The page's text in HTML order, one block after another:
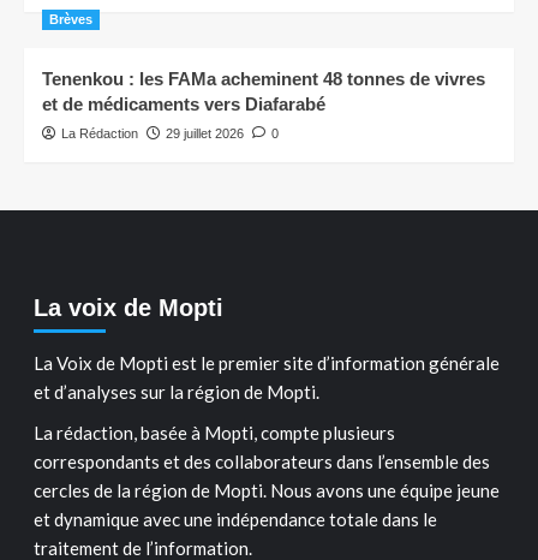
Brèves
Tenenkou : les FAMa acheminent 48 tonnes de vivres
et de médicaments vers Diafarabé
La Rédaction 29 juillet 2026 0
La voix de Mopti
La Voix de Mopti est le premier site d’information générale
et d’analyses sur la région de Mopti.
La rédaction, basée à Mopti, compte plusieurs
correspondants et des collaborateurs dans l’ensemble des
cercles de la région de Mopti. Nous avons une équipe jeune
et dynamique avec une indépendance totale dans le
traitement de l’information.